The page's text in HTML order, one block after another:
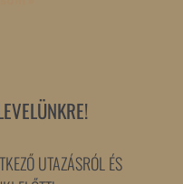
UTAZÁSRÓL ÉS